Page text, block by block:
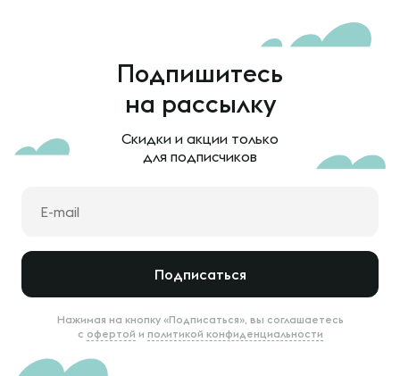
Подпишитесь
на рассылку
Скидки и акции только
для подписчиков
Подписаться
Нажимая на кнопку «Подписаться», вы соглашаетесь
с офертой и политикой конфиденциальности